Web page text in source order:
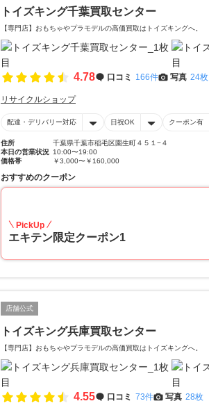
トイズキング千葉買取センター
【専門店】おもちゃやプラモデルの高価買取はトイズキングへ。‎
4.78 口コミ 166件 写真 24枚
リサイクルショップ
配達・デリバリー対応 日祝OK クーポン有
住所
千葉県千葉市稲毛区園生町４５１−４
本日の営業状況 10:00〜19:00
価格帯
￥3,000〜￥160,000
おすすめのクーポン
PickUp
エキテン限定クーポン1
店舗公式
トイズキング兵庫買取センター
【専門店】おもちゃやプラモデルの高価買取はトイズキングへ。‎
4.55 口コミ 73件 写真 28枚